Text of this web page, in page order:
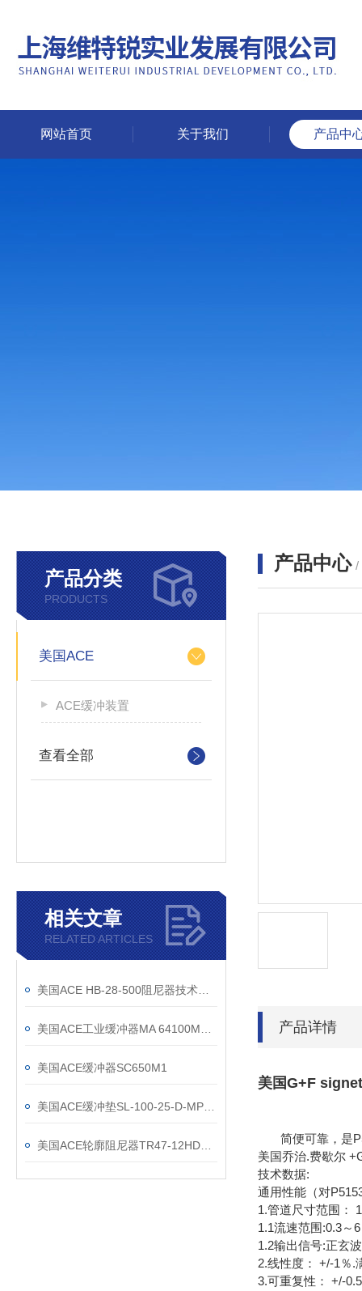
网站首页 关于我们 产品中
产品分类
PRODUCTS
美国ACE
ACE缓冲装置
查看全部
相关文章
RELATED ARTICLES
美国ACE缓冲器SC650M1
产品中心 /
产品详情
美国G+F
简便可靠，是
美国乔治.费歇尔
技术数据:
通用性能（对
1.管道尺寸范围：
1.1流速范围:0.3～
1.2输出信号:正玄
2.线性度： +/-1％.
3.可重复性： +/-